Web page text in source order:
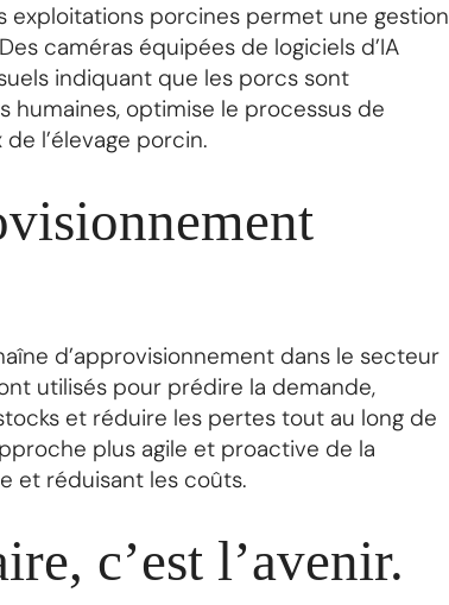
exploitations porcines permet une gestion
caméras équipées de logiciels d’IA
indiquant que les porcs sont
optimise le processus de
l’élevage porcin.
d’approvisionnement dans le secteur
utilisés pour prédire la demande,
et réduire les pertes tout au long de
plus agile et proactive de la
et réduisant les coûts.
c’est l’avenir.